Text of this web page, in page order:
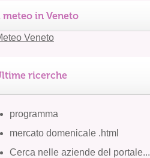
meteo in Veneto
ricerche
programma
mercato domenicale .html
Cerca nelle aziende del portale...